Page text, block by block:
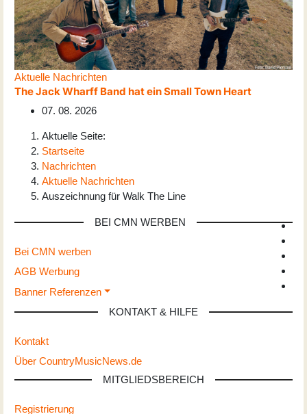
Aktuelle Nachrichten
The Jack Wharff Band hat ein Small Town Heart
07. 08. 2026
Aktuelle Seite:
Startseite
Nachrichten
Aktuelle Nachrichten
Auszeichnung für Walk The Line
BEI CMN WERBEN
Bei CMN werben
AGB Werbung
Banner Referenzen
KONTAKT & HILFE
Kontakt
Über CountryMusicNews.de
MITGLIEDSBEREICH
Registrierung